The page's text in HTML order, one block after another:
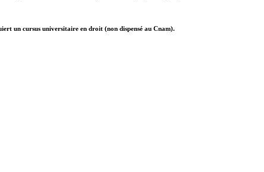
un cursus universitaire en droit (non dispensé au Cnam).